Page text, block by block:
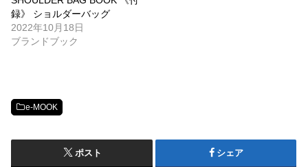
録》 ショルダーバッグ
2022年10月18日
ブランドブック
e-MOOK
ポスト シェア